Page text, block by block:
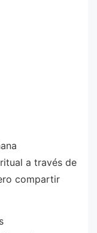
a través de
compartir